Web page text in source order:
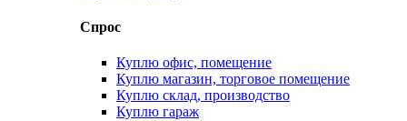
Спрос
Куплю офис, помещение
Куплю магазин, торговое помещение
Куплю склад, производство
Куплю гараж